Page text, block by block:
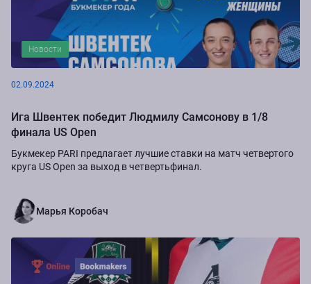
Новости
02.09.2024
Ига Швентек победит Людмилу Самсонову в 1/8
финала US Open
Букмекер PARI предлагает лучшие ставки на матч четвертого
круга US Open за выход в четвертьфинал.
Марья Коробач